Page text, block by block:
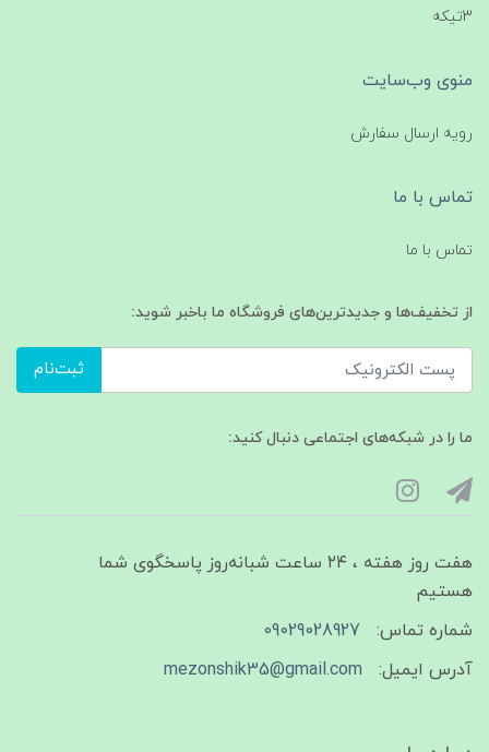
3تیکه
منوی وب‌سایت
رویه ارسال سفارش
تماس با ما
تماس با ما
از تخفیف‌ها و جدیدترین‌های فروشگاه ما باخبر شوید:
ثبت‌نام
ما را در شبکه‌های اجتماعی دنبال کنید:
هفت روز هفته ، ۲۴ ساعت شبانه‌روز پاسخگوی شما
هستیم
شماره تماس:
09029028927
آدرس ایمیل:
mezonshik35@gmail.com